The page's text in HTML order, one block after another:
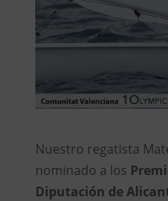
Nuestro regatista
nominado a los
Diputación de